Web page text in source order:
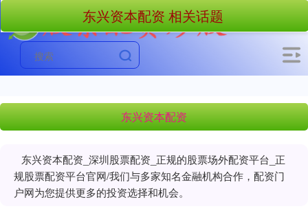
东兴资本配资
东兴资本配资_深圳股票配资_正规的股票场外配资平台_正
规股票配资平台官网/我们与多家知名金融机构合作，配资门
户网为您提供更多的投资选择和机会。
东兴资本配资 相关话题